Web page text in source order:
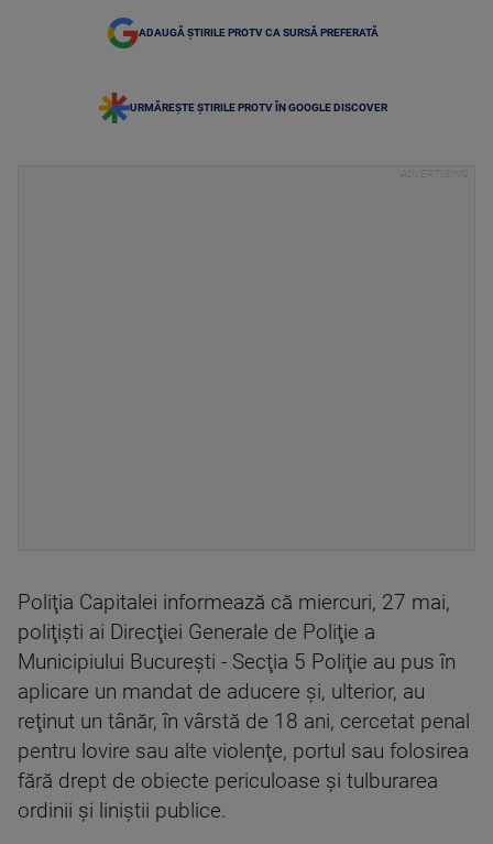
ADAUGĂ ȘTIRILE PROTV CA SURSĂ PREFERATĂ
URMĂREȘTE ȘTIRILE PROTV ÎN GOOGLE DISCOVER
Poliţia Capitalei informează că miercuri, 27 mai,
poliţişti ai Direcţiei Generale de Poliţie a
Municipiului Bucureşti - Secţia 5 Poliţie au pus în
aplicare un mandat de aducere şi, ulterior, au
reţinut un tânăr, în vârstă de 18 ani, cercetat penal
pentru lovire sau alte violenţe, portul sau folosirea
fără drept de obiecte periculoase şi tulburarea
ordinii şi liniştii publice.